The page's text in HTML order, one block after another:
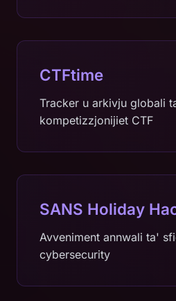
CTFtime
Tracker u arkivju globali
kompetizzjonijiet CTF
SANS Holiday
Avveniment annwali ta'
cybersecurity